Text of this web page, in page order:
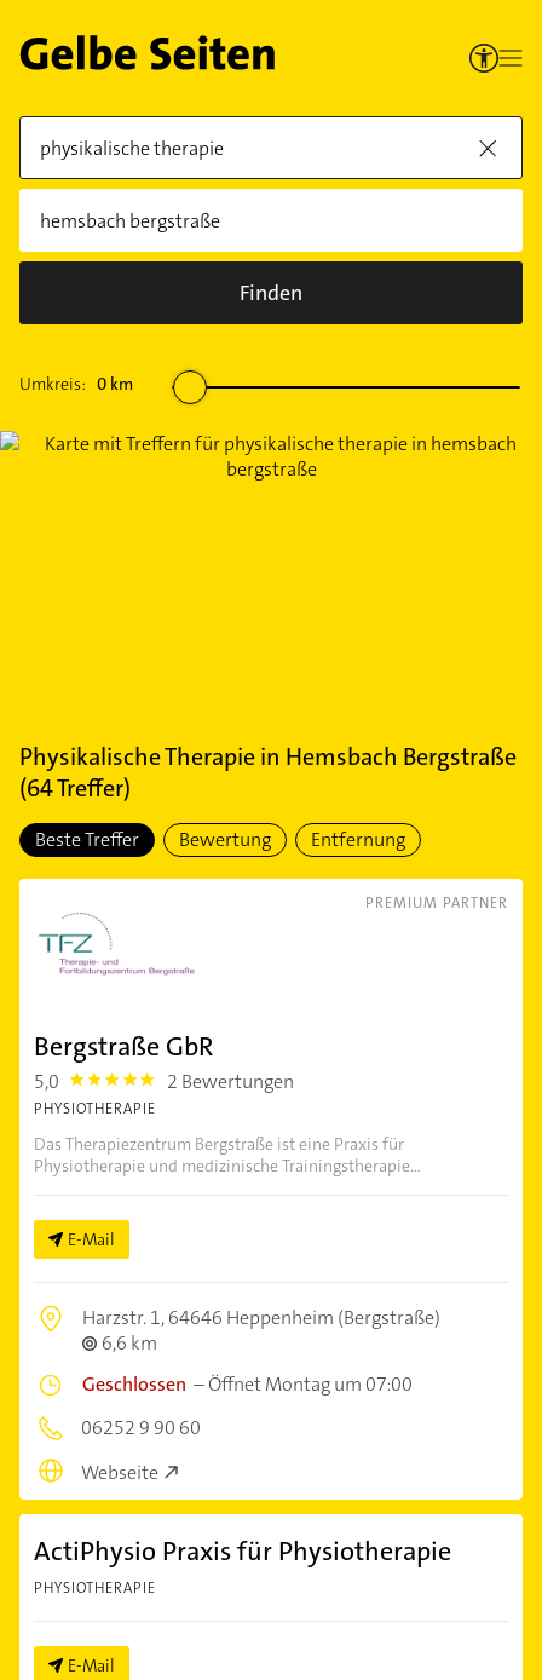
Finden
Umkreis: 0 km
Physikalische Therapiein Hemsbach Bergstraße
(64Treffer)
Beste Treffer Bewertung Entfernung
PREMIUM PARTNER
Bergstraße GbR
5,0 5.0 2 Bewertungen
PHYSIOTHERAPIE
Das Therapiezentrum Bergstraße ist eine Praxis für
Physiotherapie und medizinische Trainingstherapie...
E-Mail
Harzstr. 1,64646 Heppenheim (Bergstraße)
6,6 km
Geschlossen –Öffnet Montag um 07:00
06252 9 90 60
Webseite
ActiPhysio Praxis für Physiotherapie
PHYSIOTHERAPIE
E-Mail